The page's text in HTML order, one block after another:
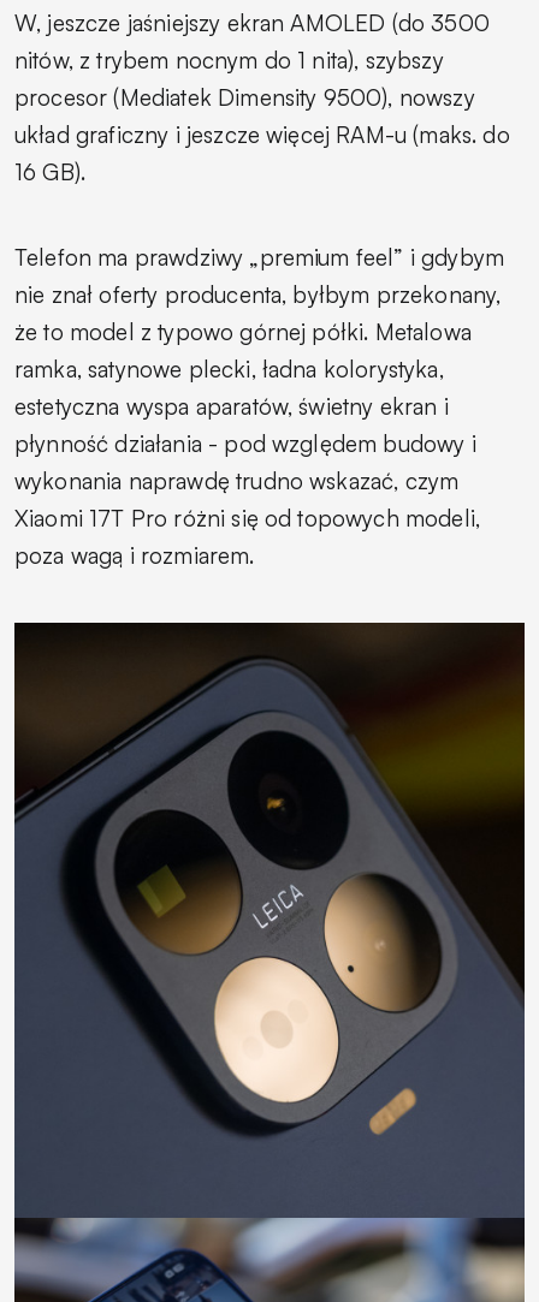
W, jeszcze jaśniejszy ekran AMOLED (do 3500
nitów, z trybem nocnym do 1 nita), szybszy
procesor (Mediatek Dimensity 9500), nowszy
układ graficzny i jeszcze więcej RAM-u (maks. do
16 GB).
Telefon ma prawdziwy „premium feel” i gdybym
nie znał oferty producenta, byłbym przekonany,
że to model z typowo górnej półki. Metalowa
ramka, satynowe plecki, ładna kolorystyka,
estetyczna wyspa aparatów, świetny ekran i
płynność działania - pod względem budowy i
wykonania naprawdę trudno wskazać, czym
Xiaomi 17T Pro różni się od topowych modeli,
poza wagą i rozmiarem.